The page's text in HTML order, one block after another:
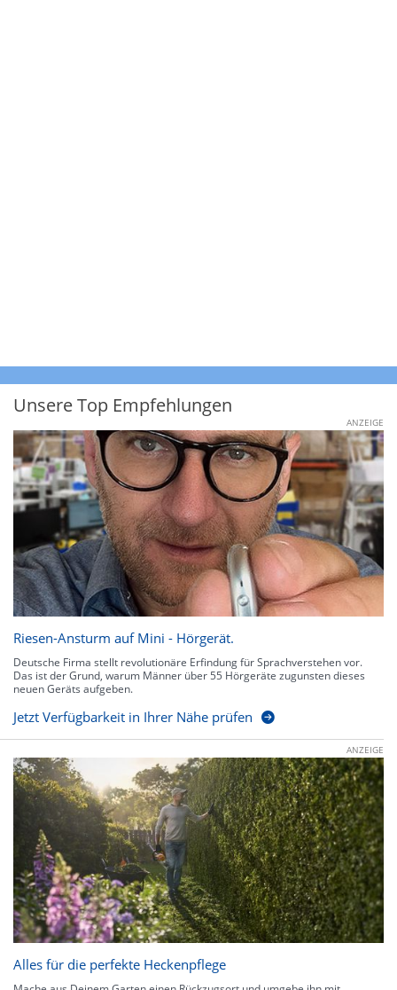
Unsere Top Empfehlungen
ANZEIGE
Riesen-Ansturm auf Mini - Hörgerät.
Deutsche Firma stellt revolutionäre Erfindung für Sprachverstehen vor.
Das ist der Grund, warum Männer über 55 Hörgeräte zugunsten dieses
neuen Geräts aufgeben.
Jetzt Verfügbarkeit in Ihrer Nähe prüfen
ANZEIGE
Alles für die perfekte Heckenpflege